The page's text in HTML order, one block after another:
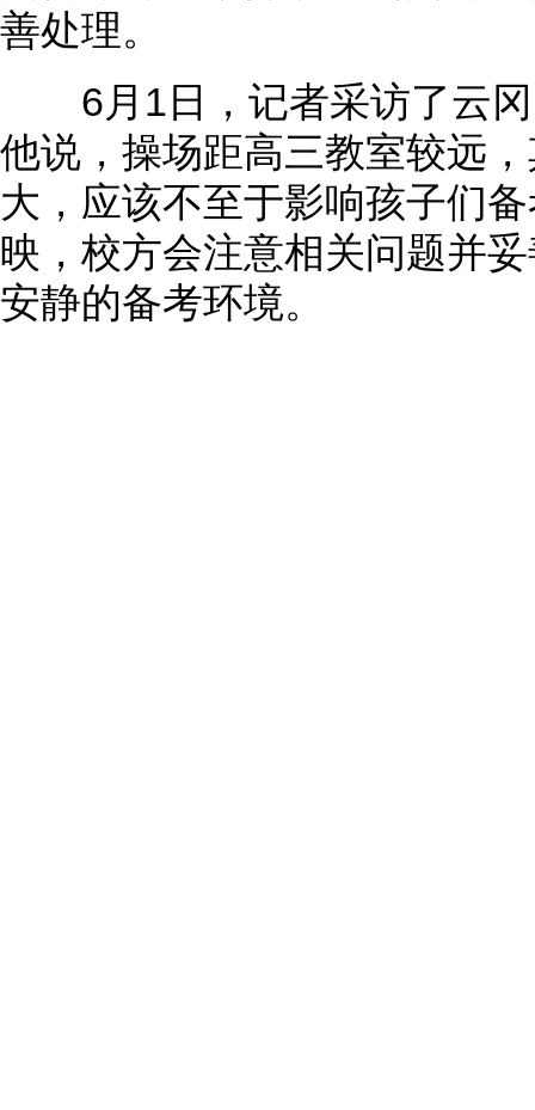
善处理。
6月1日，记者采访了云冈
他说，操场距高三教室较远
大，应该不至于影响孩子们
映，校方会注意相关问题并
安静的备考环境。